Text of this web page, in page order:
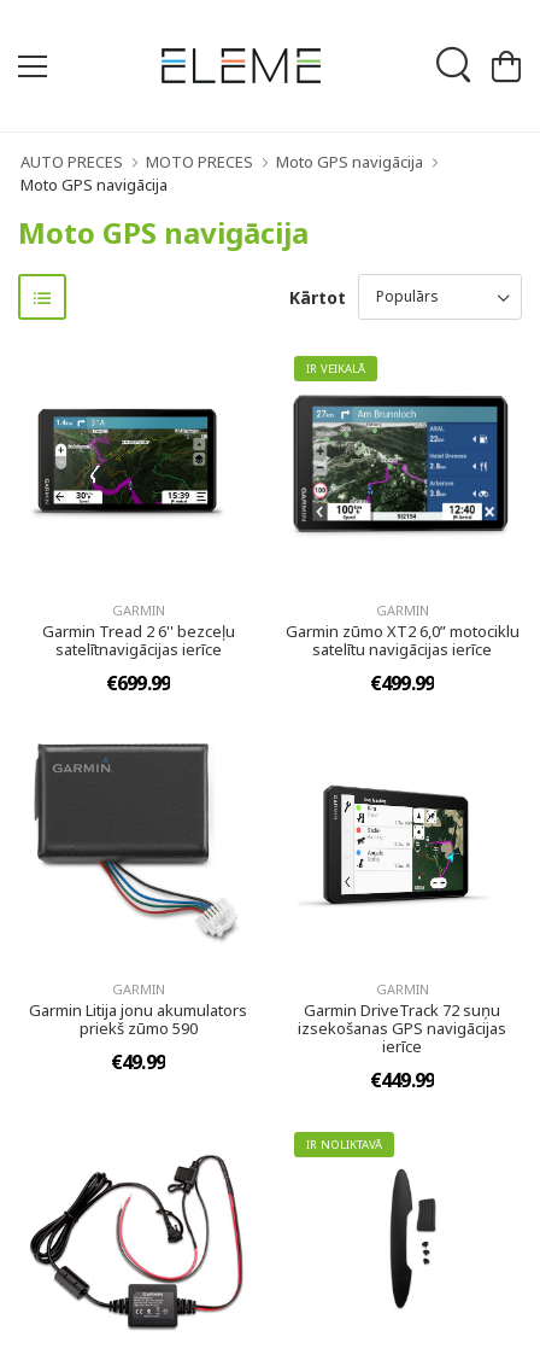
AUTO PRECES MOTO PRECES
Moto GPS navigācija
Moto GPS navigācija
Moto GPS navigācija
Kārtot
GARMIN
Garmin Tread 2 6'' bezceļu
satelītnavigācijas ierīce
€699.99
IR VEIKALĀ
GARMIN
Garmin zūmo XT2 6,0” motociklu
satelītu navigācijas ierīce
€499.99
GARMIN
Garmin Litija jonu akumulators
priekš zūmo 590
€49.99
GARMIN
Garmin DriveTrack 72 suņu
izsekošanas GPS navigācijas
ierīce
€449.99
IR NOLIKTAVĀ